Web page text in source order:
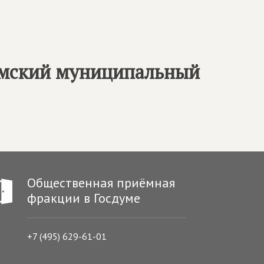
муниципальный
Общественная приёмная
фракции в Госдуме
+7 (495) 629-61-01